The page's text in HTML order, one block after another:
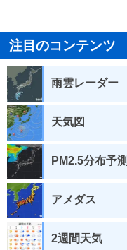
注目のコンテンツ
雨雲レーダー
天気図
PM2.5分布予測
アメダス
2週間天気